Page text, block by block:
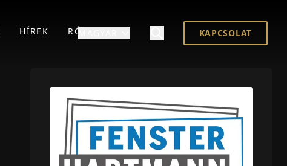
HÍREK RÓLUNK KAPCSOLAT